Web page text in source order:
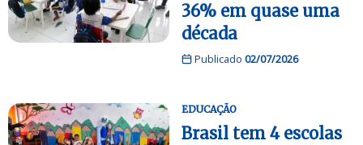
36% em quase uma
década
Publicado 02/07/2026
EDUCAÇÃO
Brasil tem 4 escolas